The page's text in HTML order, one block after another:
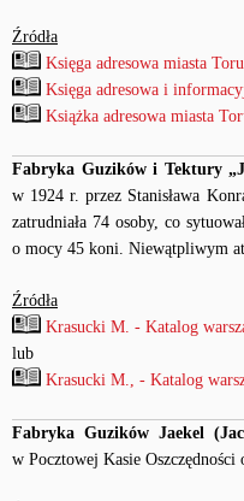
Źródła
Księga adresowa miasta
Księga adresowa i
Książka adresowa miasta
Fabryka Guzików i Tektury
w 1924 r. przez Stanisława
zatrudniała 74 osoby, co
o mocy 45 koni. Niewątpliwym
Źródła
Krasucki M. - Katalog
lub
Krasucki M., - Katalog
Fabryka Guzików Jaekel
w Pocztowej Kasie Oszczędności